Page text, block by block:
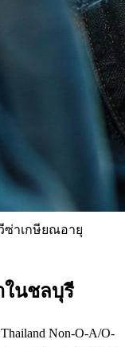
ซ่าเกษียณอายุ
นชลบุรี
Non-O-A/O-